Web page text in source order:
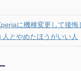
に機種変更して後悔
人とやめたほうがいい人